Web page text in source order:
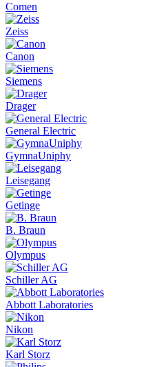
Comen
Zeiss
Canon
Siemens
Drager
General Electric
GymnaUniphy
Leisegang
Getinge
B. Braun
Olympus
Schiller AG
Abbott Laboratories
Nikon
Karl Storz